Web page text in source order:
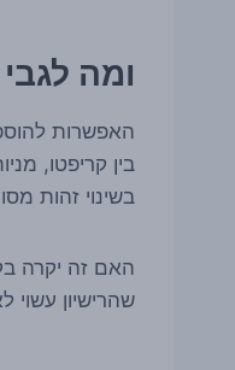
ומה
האפשרות
בשינוי זהות
האם זה יקרה
שהרישיון